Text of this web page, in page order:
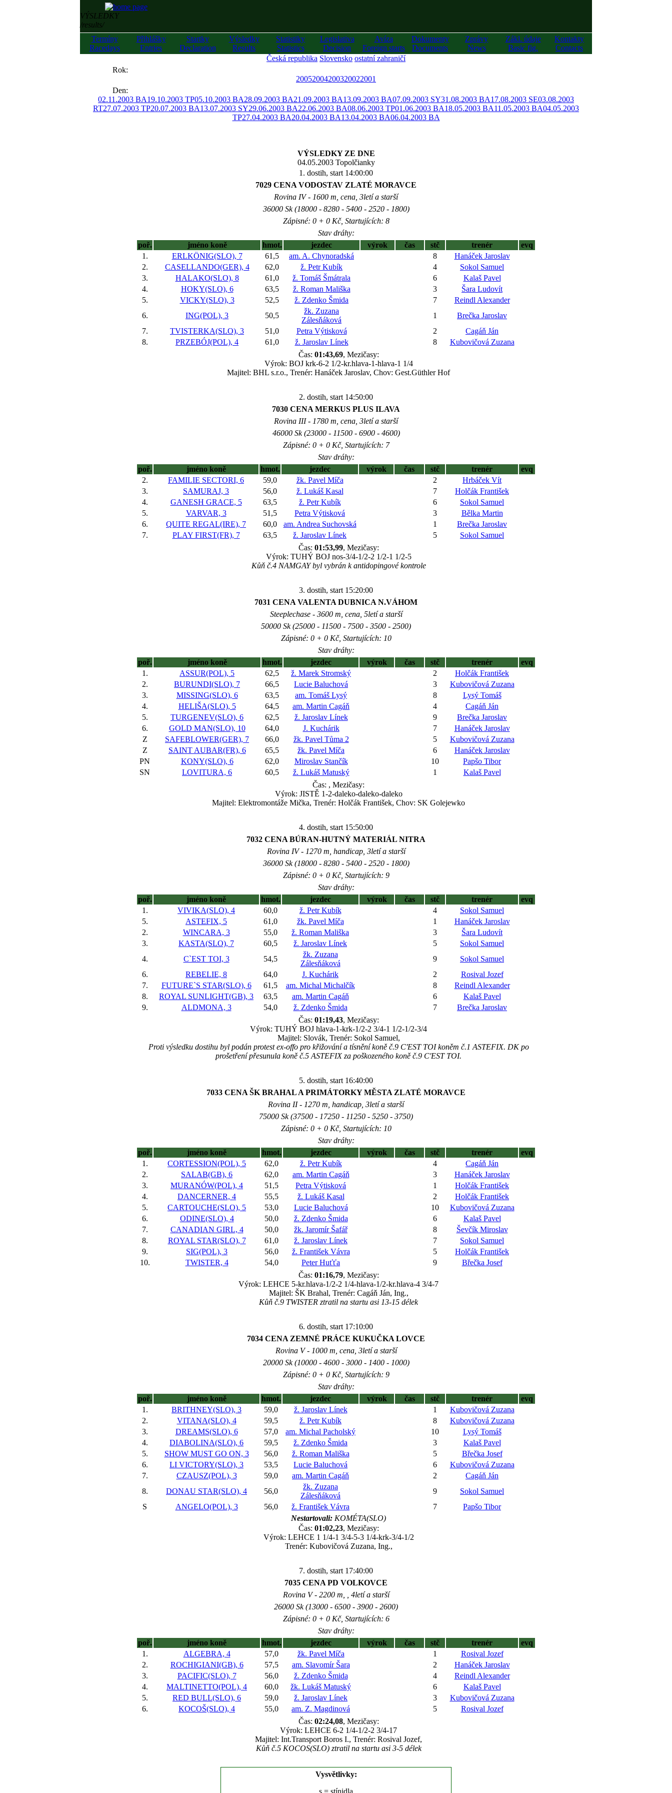
VÝSLEDKY
/results/
Termíny
Racedays
Přihlášky
Entries
Startky
Declaration
Výsledky
Results
Statistiky
Statistics
Legislativa
Decision
Avíza
Foreign starts
Dokumenty
Documents
Zprávy
News
Zákl. údaje
Basic fig.
Kontakty
Contacts
Česká republika Slovensko ostatní zahraničí
Rok:
20052004200320022001
Den:
02.11.2003 BA19.10.2003 TP05.10.2003 BA28.09.2003 BA21.09.2003 BA13.09.2003 BA07.09.2003 SY31.08.2003 BA17.08.2003 SE03.08.2003
RT27.07.2003 TP20.07.2003 BA13.07.2003 SY29.06.2003 BA22.06.2003 BA08.06.2003 TP01.06.2003 BA18.05.2003 BA11.05.2003 BA04.05.2003
TP27.04.2003 BA20.04.2003 BA13.04.2003 BA06.04.2003 BA
VÝSLEDKY ZE DNE
04.05.2003 Topolčianky
1. dostih, start 14:00:00
7029 CENA VODOSTAV ZLATÉ MORAVCE
Rovina IV - 1600 m, cena, 3letí a starší
36000 Sk (18000 - 8280 - 5400 - 2520 - 1800)
Zápisné: 0 + 0 Kč, Startujících: 8
Stav dráhy:
poř.
jméno koně hmot. jezdec výrok čas stč trenér
evq
1.
ERLKÖNIG(SLO), 7 61,5 am. A. Chynoradská 8
Hanáček Jaroslav
2.
CASELLANDO(GER), 4 62,0 ž. Petr Kubík 4
Sokol Samuel
3.
HALAKO(SLO), 8 61,0 ž. Tomáš Šmátrala 6
Kalaš Pavel
4.
HOKY(SLO), 6 63,5 ž. Roman Mališka 3
Šara Ludovít
5.
VICKY(SLO), 3 52,5 ž. Zdenko Šmida 7
Reindl Alexander
6.
ING(POL), 3 50,5
žk. Zuzana
Zálesňáková
1
Brečka Jaroslav
7.
TVISTERKA(SLO), 3 51,0 Petra Výtisková 2
Cagáň Ján
8.
PRZEBÓJ(POL), 4 61,0 ž. Jaroslav Línek 8
Kubovičová Zuzana
Čas: 01:43,69, Mezičasy:
Výrok: BOJ krk-6-2 1/2-kr.hlava-1-hlava-1 1/4
Majitel: BHL s.r.o., Trenér: Hanáček Jaroslav, Chov: Gest.Güthler Hof
2. dostih, start 14:50:00
7030 CENA MERKUS PLUS ILAVA
Rovina III - 1780 m, cena, 3letí a starší
46000 Sk (23000 - 11500 - 6900 - 4600)
Zápisné: 0 + 0 Kč, Startujících: 7
Stav dráhy:
poř.
jméno koně hmot. jezdec výrok čas stč trenér
evq
2.
FAMILIE SECTORI, 6 59,0 žk. Pavel Míča 2
Hrbáček Vít
3.
SAMURAJ, 3 56,0 ž. Lukáš Kasal 7
Holčák František
4.
GANESH GRACE, 5 63,5 ž. Petr Kubík 6
Sokol Samuel
5.
VARVAR, 3 51,5 Petra Výtisková 3
Bělka Martin
6.
QUITE REGAL(IRE), 7 60,0 am. Andrea Suchovská 1
Brečka Jaroslav
7.
PLAY FIRST(FR), 7 63,5 ž. Jaroslav Línek 5
Sokol Samuel
Čas: 01:53,99, Mezičasy:
Výrok: TUHÝ BOJ nos-3/4-1/2-2 1/2-1 1/2-5
Kůň č.4 NAMGAY byl vybrán k antidopingové kontrole
3. dostih, start 15:20:00
7031 CENA VALENTA DUBNICA N.VÁHOM
Steeplechase - 3600 m, cena, 5letí a starší
50000 Sk (25000 - 11500 - 7500 - 3500 - 2500)
Zápisné: 0 + 0 Kč, Startujících: 10
Stav dráhy:
poř.
jméno koně hmot. jezdec výrok čas stč trenér
evq
1.
ASSUR(POL), 5 62,5 ž. Marek Stromský 2
Holčák František
2.
BURUNDI(SLO), 7 66,5 Lucie Baluchová 3
Kubovičová Zuzana
3.
MISSING(SLO), 6 63,5 am. Tomáš Lysý 8
Lysý Tomáš
4.
HELIŠA(SLO), 5 64,5 am. Martin Cagáň 4
Cagáň Ján
5.
TURGENEV(SLO), 6 62,5 ž. Jaroslav Línek 9
Brečka Jaroslav
6.
GOLD MAN(SLO), 10 64,0 J. Kuchárik 7
Hanáček Jaroslav
Z
SAFEBLOWER(GER), 7 66,0 žk. Pavel Tůma 2 5
Kubovičová Zuzana
Z
SAINT AUBAR(FR), 6 65,5 žk. Pavel Míča 6
Hanáček Jaroslav
PN
KONY(SLO), 6 62,0 Miroslav Stančík 10
Papšo Tibor
SN
LOVITURA, 6 60,5 ž. Lukáš Matuský 1
Kalaš Pavel
Čas: , Mezičasy:
Výrok: JISTĚ 1-2-daleko-daleko-daleko
Majitel: Elektromontáže Mička, Trenér: Holčák František, Chov: SK Golejewko
4. dostih, start 15:50:00
7032 CENA BÚRAN-HUTNÝ MATERIÁL NITRA
Rovina IV - 1270 m, handicap, 3letí a starší
36000 Sk (18000 - 8280 - 5400 - 2520 - 1800)
Zápisné: 0 + 0 Kč, Startujících: 9
Stav dráhy:
poř.
jméno koně hmot. jezdec výrok čas stč trenér
evq
1.
VIVIKA(SLO), 4 60,0 ž. Petr Kubík 4
Sokol Samuel
5.
ASTEFIX, 5 61,0 žk. Pavel Míča 1
Hanáček Jaroslav
2.
WINCARA, 3 55,0 ž. Roman Mališka 3
Šara Ludovít
3.
KASTA(SLO), 7 60,5 ž. Jaroslav Línek 5
Sokol Samuel
4.
C`EST TOI, 3 54,5
žk. Zuzana
Zálesňáková
9
Sokol Samuel
6.
REBELIE, 8 64,0 J. Kuchárik 2
Rosival Jozef
7.
FUTURE`S STAR(SLO), 6 61,5 am. Michal Michalčík 8
Reindl Alexander
8.
ROYAL SUNLIGHT(GB), 3 63,5 am. Martin Cagáň 6
Kalaš Pavel
9.
ALDMONA, 3 54,0 ž. Zdenko Šmida 7
Brečka Jaroslav
Čas: 01:19,43, Mezičasy:
Výrok: TUHÝ BOJ hlava-1-krk-1/2-2 3/4-1 1/2-1/2-3/4
Majitel: Slovák, Trenér: Sokol Samuel,
Proti výsledku dostihu byl podán protest ex-offo pro křižování a tísnění koně č.9 C'EST TOI koněm č.1 ASTEFIX. DK po
prošetření přesunula koně č.5 ASTEFIX za poškozeného koně č.9 C'EST TOI.
5. dostih, start 16:40:00
7033 CENA ŠK BRAHAL A PRIMÁTORKY MĚSTA ZLATÉ MORAVCE
Rovina II - 1270 m, handicap, 3letí a starší
75000 Sk (37500 - 17250 - 11250 - 5250 - 3750)
Zápisné: 0 + 0 Kč, Startujících: 10
Stav dráhy:
poř.
jméno koně hmot. jezdec výrok čas stč trenér
evq
1.
CORTESSION(POL), 5 62,0 ž. Petr Kubík 4
Cagáň Ján
2.
SALAB(GB), 6 62,0 am. Martin Cagáň 3
Hanáček Jaroslav
3.
MURANÓW(POL), 4 51,5 Petra Výtisková 1
Holčák František
4.
DANCERNER, 4 55,5 ž. Lukáš Kasal 2
Holčák František
5.
CARTOUCHE(SLO), 5 53,0 Lucie Baluchová 10
Kubovičová Zuzana
6.
ODINE(SLO), 4 50,0 ž. Zdenko Šmida 6
Kalaš Pavel
7.
CANADIAN GIRL, 4 50,0 žk. Jaromír Šafář 8
Ševčík Miroslav
8.
ROYAL STAR(SLO), 7 61,0 ž. Jaroslav Línek 7
Sokol Samuel
9.
SIG(POL), 3 56,0 ž. František Vávra 5
Holčák František
10.
TWISTER, 4 54,0 Peter Huťťa 9
Břečka Josef
Čas: 01:16,79, Mezičasy:
Výrok: LEHCE 5-kr.hlava-1/2-2 1/4-hlava-1/2-kr.hlava-4 3/4-7
Majitel: ŠK Brahal, Trenér: Cagáň Ján, Ing.,
Kůň č.9 TWISTER ztratil na startu asi 13-15 délek
6. dostih, start 17:10:00
7034 CENA ZEMNÉ PRÁCE KUKUČKA LOVCE
Rovina V - 1000 m, cena, 3letí a starší
20000 Sk (10000 - 4600 - 3000 - 1400 - 1000)
Zápisné: 0 + 0 Kč, Startujících: 9
Stav dráhy:
poř.
jméno koně hmot. jezdec výrok čas stč trenér
evq
1.
BRITHNEY(SLO), 3 59,0 ž. Jaroslav Línek 1
Kubovičová Zuzana
2.
VITANA(SLO), 4 59,5 ž. Petr Kubík 8
Kubovičová Zuzana
3.
DREAMS(SLO), 6 57,0 am. Michal Pacholský 10
Lysý Tomáš
4.
DIABOLINA(SLO), 6 59,5 ž. Zdenko Šmida 3
Kalaš Pavel
5.
SHOW MUST GO ON, 3 56,0 ž. Roman Mališka 5
Břečka Josef
6.
LI VICTORY(SLO), 3 53,5 Lucie Baluchová 6
Kubovičová Zuzana
7.
CZAUSZ(POL), 3 59,0 am. Martin Cagáň 2
Cagáň Ján
8.
DONAU STAR(SLO), 4 56,0
žk. Zuzana
Zálesňáková
9
Sokol Samuel
S
ANGELO(POL), 3 56,0 ž. František Vávra 7
Papšo Tibor
Nestartovali: KOMÉTA(SLO)
Čas: 01:02,23, Mezičasy:
Výrok: LEHCE 1 1/4-1 3/4-5-3 1/4-krk-3/4-1/2
Trenér: Kubovičová Zuzana, Ing.,
7. dostih, start 17:40:00
7035 CENA PD VOLKOVCE
Rovina V - 2200 m, , 4letí a starší
26000 Sk (13000 - 6500 - 3900 - 2600)
Zápisné: 0 + 0 Kč, Startujících: 6
Stav dráhy:
poř.
jméno koně hmot. jezdec výrok čas stč trenér
evq
1.
ALGEBRA, 4 57,0 žk. Pavel Míča 1
Rosival Jozef
2.
ROCHIGIANI(GB), 6 57,5 am. Slavomír Šara 2
Hanáček Jaroslav
3.
PACIFIC(SLO), 7 56,0 ž. Zdenko Šmida 4
Reindl Alexander
4.
MALTINETTO(POL), 4 60,0 žk. Lukáš Matuský 6
Kalaš Pavel
5.
RED BULL(SLO), 6 59,0 ž. Jaroslav Línek 3
Kubovičová Zuzana
6.
KOCOŠ(SLO), 4 55,0 am. Z. Magdinová 5
Rosival Jozef
Čas: 02:24,08, Mezičasy:
Výrok: LEHCE 6-2 1/4-1/2-2 3/4-17
Majitel: Int.Transport Boros I., Trenér: Rosival Jozef,
Kůň č.5 KOCOS(SLO) ztratil na startu asi 3-5 délek
Vysvětlivky:
s = stínidla